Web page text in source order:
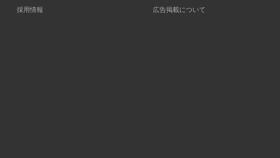
採用情報 広告掲載について